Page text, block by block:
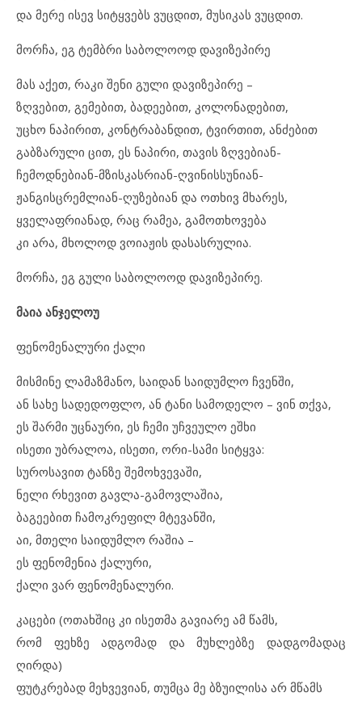
და მერე ისევ სიტყვებს ვუცდით, მუსიკას ვუცდით.
მორჩა, ეგ ტემბრი საბოლოოდ დავიზეპირე
მას აქეთ, რაკი შენი გული დავიზეპირე –
ზღვებით, გემებით, ბადეებით, კოლონადებით,
უცხო ნაპირით, კონტრაბანდით, ტვირთით, ანძებით
გაბზარული ცით, ეს ნაპირი, თავის ზღვებიან-
ჩემოდნებიან-მზისკასრიან-ღვინისსუნიან-
ჟანგისცრემლიან-ღუზებიან და ოთხივ მხარეს,
ყველაფრიანად, რაც რამეა, გამოთხოვება
კი არა, მხოლოდ ვოიაჟის დასასრულია.
მორჩა, ეგ გული საბოლოოდ დავიზეპირე.
მაია ანჯელოუ
ფენომენალური ქალი
მისმინე ლამაზმანო, საიდან საიდუმლო ჩვენში,
ან სახე სადედოფლო, ან ტანი სამოდელო – ვინ თქვა,
ეს შარმი უცნაური, ეს ჩემი უჩვეულო ეშხი
ისეთი უბრალოა, ისეთი, ორი-სამი სიტყვა:
სუროსავით ტანზე შემოხვევაში,
ნელი რხევით გავლა-გამოვლაშია,
ბაგეებით ჩამოკრეფილ მტევანში,
აი, მთელი საიდუმლო რაშია –
ეს ფენომენია ქალური,
ქალი ვარ ფენომენალური.
კაცები (ოთახშიც კი ისეთმა გავიარე ამ წამს,
რომ ფეხზე ადგომად და მუხლებზე დადგომადაც
ღირდა)
ფუტკრებად მეხვევიან, თუმცა მე ბზუილისა არ მწამს